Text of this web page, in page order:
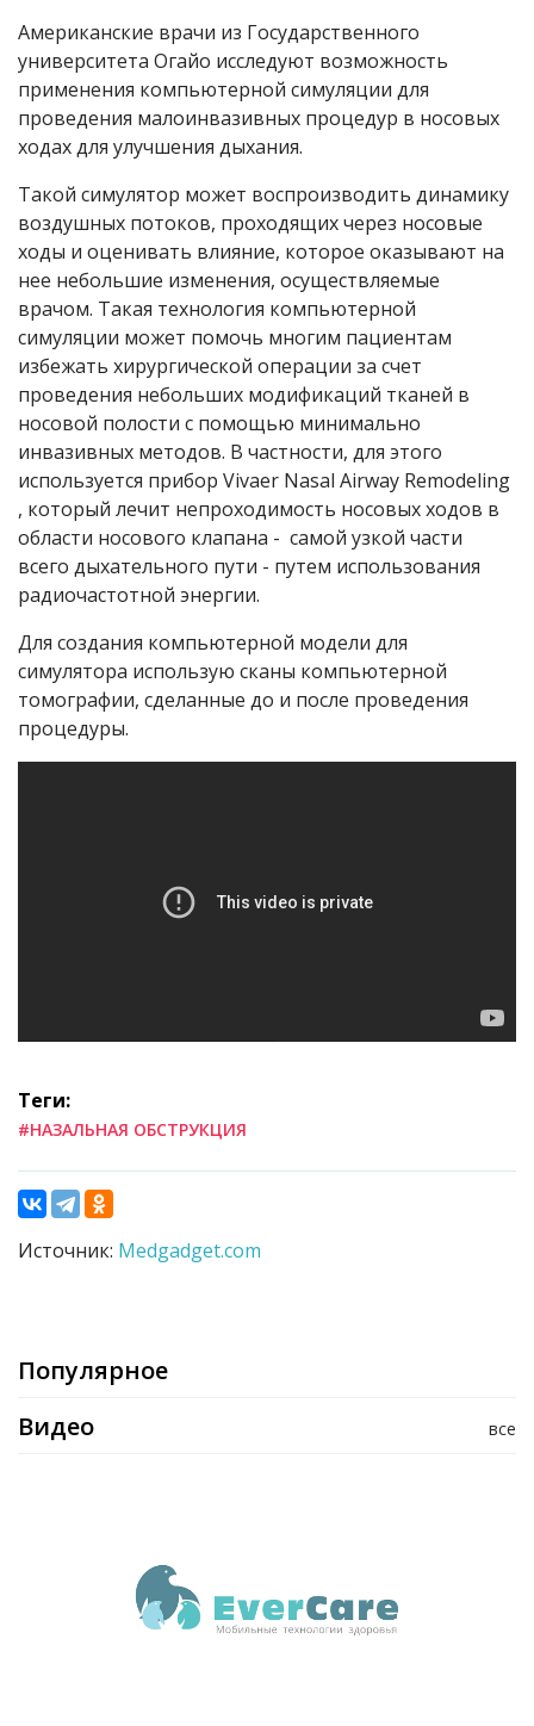
Американские врачи из Государственного
университета Огайо исследуют возможность
применения компьютерной симуляции для
проведения малоинвазивных процедур в носовых
ходах для улучшения дыхания.
Такой симулятор может воспроизводить динамику
воздушных потоков, проходящих через носовые
ходы и оценивать влияние, которое оказывают на
нее небольшие изменения, осуществляемые
врачом. Такая технология компьютерной
симуляции может помочь многим пациентам
избежать хирургической операции за счет
проведения небольших модификаций тканей в
носовой полости с помощью минимально
инвазивных методов. В частности, для этого
используется прибор Vivaer Nasal Airway Remodeling
, который лечит непроходимость носовых ходов в
области носового клапана - самой узкой части
всего дыхательного пути - путем использования
радиочастотной энергии.
Для создания компьютерной модели для
симулятора использую сканы компьютерной
томографии, сделанные до и после проведения
процедуры.
Теги:
#НАЗАЛЬНАЯ ОБСТРУКЦИЯ
Источник: Medgadget.com
Популярное
все
Видео